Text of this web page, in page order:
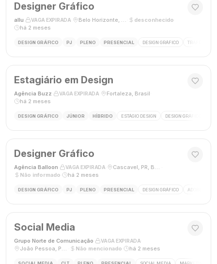
Designer Gráfico
allu VAGA EXPIRADA Belo Horizonte, MG, Brasil desconhecido
há 2 meses
DESIGN GRÁFICO PJ PLENO PRESENCIAL DESIGN GRÁFICO TRÁFEGO
Estagiário em Design
Agência Buzz VAGA EXPIRADA Fortaleza, Brasil
há 2 meses
DESIGN GRÁFICO JÚNIOR HÍBRIDO ESTÁGIO DESIGN DESIGN GRÁFICO
Designer Gráfico
Agência Balloon VAGA EXPIRADA Cascavel, PR, Brasil
Não informado
há 2 meses
DESIGN GRÁFICO PJ PLENO PRESENCIAL DESIGN GRÁFICO ADOBE
Social Media
Grupo Norte de Comunicação VAGA EXPIRADA
João Pessoa, Paraíba, Brasil
Não mencionado há 2 meses